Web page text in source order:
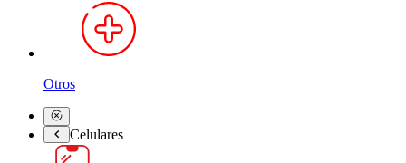
Otros
Celulares